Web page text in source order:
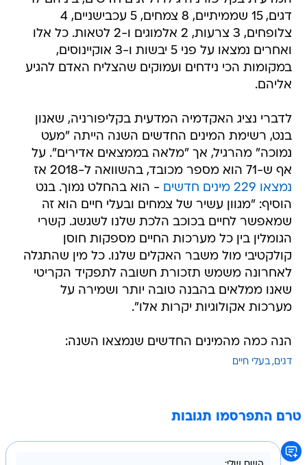
דגים, 15 שממיתיים, 8 צמחים, 5 עכבישניים, 4
צלופחים, 3 צרעות, 2 אלמוגים ו-2 לטאות. כל אלו
ואחרים נמצאו על פני 5 יבשות ו-3 אוקיינוסים,
במקומות הכי נידחים ועמוקים שהצליח האדם להגיע
אליהם.
לדברי נציג האקדמיה המדעית בקליפורניה, שאנון
בנט, רשימת המינים החדשים השנה הייתה "מעט
נמוכה" מהרגיל, אך "מלאה בממצאים אדירים". על
אף ש-71 הוא מספר מכובד, בהשוואה ל-2018 אז
נמצאו 229 מינים חדשים
- הוא בהחלט נמוך. בנט
הוסיף: "מגוון עשיר של צמחים ובעלי חיים הוא זה
שמאפשר לחיים בכוכב הלכת שלנו לשגשג. קשרי
הגומלין בין כל מערכות החיים מספקות חוסן
קולקטיבי מול משבר האקלים שלנו. כל מין שהתגלה
לאחרונה משמש תזכורת חשובה לתפקיד הקריטי
שאנו ממלאים בהבנה טובה יותר ושמירה על
מערכות אקולוגיות יקרות אלו".
הנה כמה מהמינים החדשים שנמצאו השנה:
דגים בעלי חיים
טרם התפרסמו תגובות